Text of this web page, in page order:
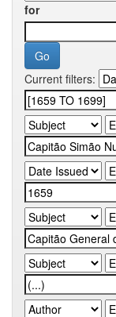
for
Current filters: